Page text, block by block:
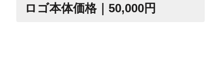
ロゴ本体価格｜50,000円